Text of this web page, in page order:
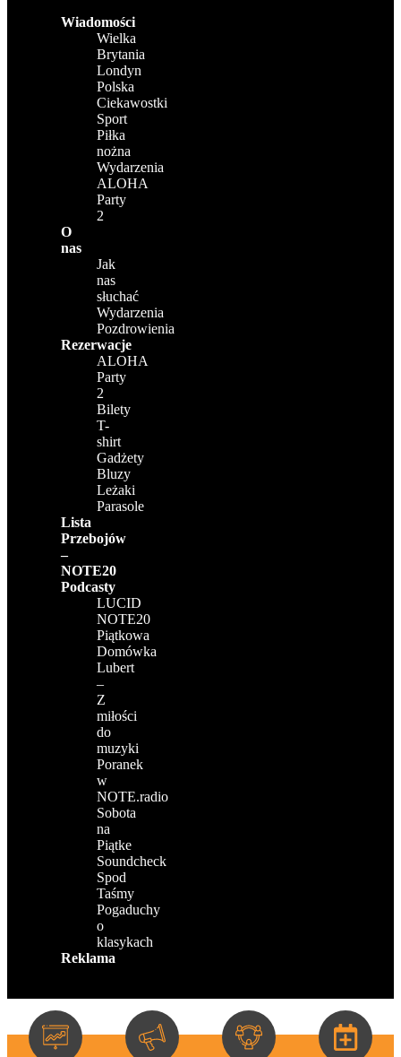
Wiadomości
Wielka
Brytania
Londyn
Polska
Ciekawostki
Sport
Piłka
nożna
Wydarzenia
ALOHA
Party
2
O
nas
Jak
nas
słuchać
Wydarzenia
Pozdrowienia
Rezerwacje
ALOHA
Party
2
Bilety
T-
shirt
Gadżety
Bluzy
Leżaki
Parasole
Lista
Przebojów
–
NOTE20
Podcasty
LUCID
NOTE20
Piątkowa
Domówka
Lubert
–
Z
miłości
do
muzyki
Poranek
w
NOTE.radio
Sobota
na
Piątke
Soundcheck
Spod
Taśmy
Pogaduchy
o
klasykach
Reklama